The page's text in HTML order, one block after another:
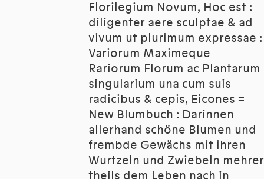
Florilegium Novum, Hoc est :
diligenter aere sculptae & ad
vivum ut plurimum expressae :
Variorum Maximeque
Rariorum Florum ac Plantarum
singularium una cum suis
radicibus & cepis, Eicones =
New Blumbuch : Darinnen
allerhand schöne Blumen und
frembde Gewächs mit ihren
Wurtzeln und Zwiebeln mehrer
theils dem Leben nach in